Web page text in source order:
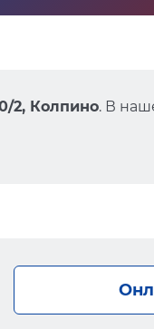
2, Колпино. В